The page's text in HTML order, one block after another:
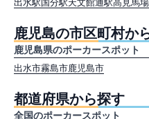
鹿児島の市区町村か
鹿児島県のポーカースポット
出水市霧島市鹿児島市
都道府県から探す
全国のポーカースポット